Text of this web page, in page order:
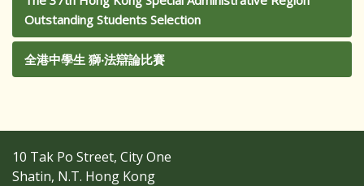
Outstanding Students Selection
全港中學生 獅‧法辯論比賽
10 Tak Po Street, City One
Shatin, N.T. Hong Kong